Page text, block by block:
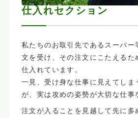
仕入れセクション
私たちのお取引先であるスーパー
文を受け、その注文にこたえるた
仕入れています。
一見、受け身な仕事に見えてしま
が、実は攻めの姿勢が大切な仕事
注文が入ることを見越して先に多